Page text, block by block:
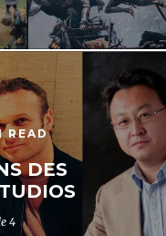
READ
DES
4